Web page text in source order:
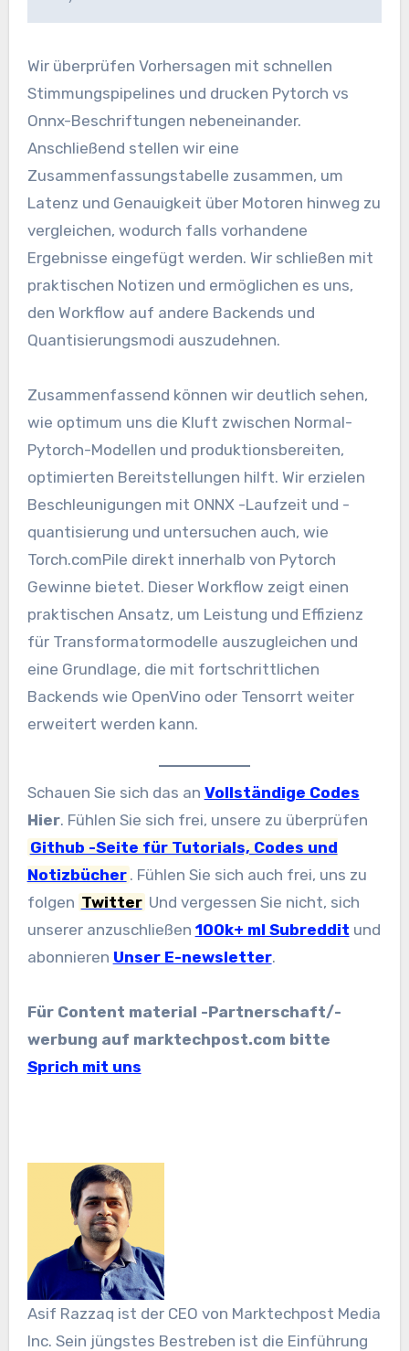
Wir überprüfen Vorhersagen mit schnellen
Stimmungspipelines und drucken Pytorch vs
Onnx-Beschriftungen nebeneinander.
Anschließend stellen wir eine
Zusammenfassungstabelle zusammen, um
Latenz und Genauigkeit über Motoren hinweg zu
vergleichen, wodurch falls vorhandene
Ergebnisse eingefügt werden. Wir schließen mit
praktischen Notizen und ermöglichen es uns,
den Workflow auf andere Backends und
Quantisierungsmodi auszudehnen.
Zusammenfassend können wir deutlich sehen,
wie optimum uns die Kluft zwischen Normal-
Pytorch-Modellen und produktionsbereiten,
optimierten Bereitstellungen hilft. Wir erzielen
Beschleunigungen mit ONNX -Laufzeit und -
quantisierung und untersuchen auch, wie
Torch.comPile direkt innerhalb von Pytorch
Gewinne bietet. Dieser Workflow zeigt einen
praktischen Ansatz, um Leistung und Effizienz
für Transformatormodelle auszugleichen und
eine Grundlage, die mit fortschrittlichen
Backends wie OpenVino oder Tensorrt weiter
erweitert werden kann.
Schauen Sie sich das an Vollständige Codes
Hier. Fühlen Sie sich frei, unsere zu überprüfen
Github -Seite für Tutorials, Codes und
Notizbücher . Fühlen Sie sich auch frei, uns zu
folgen Twitter Und vergessen Sie nicht, sich
unserer anzuschließen 100k+ ml Subreddit und
abonnieren Unser E-newsletter.
Für Content material -Partnerschaft/-
werbung auf marktechpost.com bitte
Sprich mit uns
Asif Razzaq ist der CEO von Marktechpost Media
Inc. Sein jüngstes Bestreben ist die Einführung